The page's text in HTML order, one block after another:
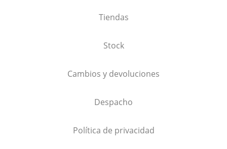
Tiendas
Stock
Cambios y devoluciones
Despacho
Política de privacidad